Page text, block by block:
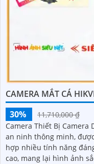
CAMERA MẮT CÁ
30%
11,710,000 ₫
Camera Thiết Bị Camera
an ninh thông minh,
hợp nhiều tính năng đáng tin cậy. Camera
cao, mang lại hình ảnh